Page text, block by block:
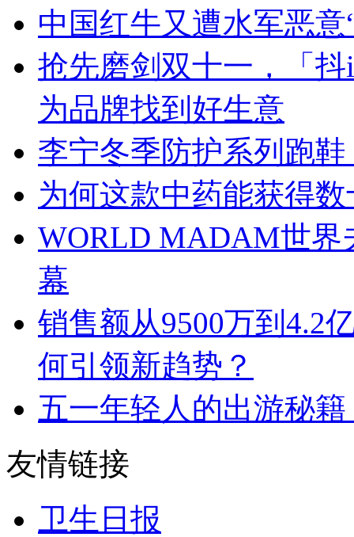
中国红牛又遭水军恶
抢先磨剑双十一，「
为品牌找到好生意
李宁冬季防护系列跑
为何这款中药能获得
WORLD MADAM世界
幕
销售额从9500万到4.2
何引领新趋势？
五一年轻人的出游秘
友情链接
卫生日报